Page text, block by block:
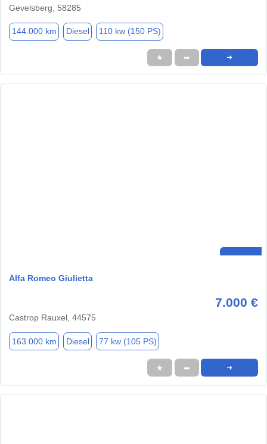
Gevelsberg, 58285
144.000 km Diesel 110 kw (150 PS)
★ ➦ ➜
Alfa Romeo Giulietta
7.000 €
Castrop Rauxel, 44575
163.000 km Diesel 77 kw (105 PS)
★ ➦ ➜